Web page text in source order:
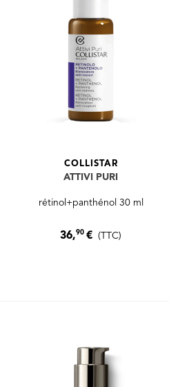
COLLISTAR
ATTIVI PURI
rétinol+panthénol 30 ml
36,90€ (TTC)